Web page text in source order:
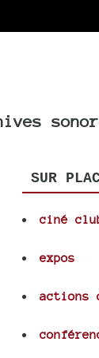
SUR
ciné
expos
actions